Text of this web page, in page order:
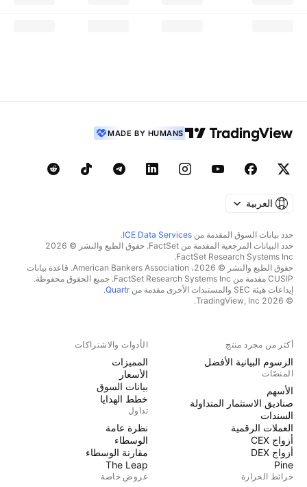
MADE BY HUMANS
العربية
حدد بيانات السوق المقدمة من ICE Data Services
.
حدد البيانات المرجعية المقدمة من FactSet. حقوق الطبع والنشر © 2026
FactSet Research Systems Inc.
حقوق الطبع والنشر © 2026، American Bankers Association. قاعدة بيانات
CUSIP مقدمة من FactSet Research Systems Inc. جميع الحقوق محفوظة.
إيداعات هيئة SEC والمستندات الأخرى مقدمة من
Quartr
.
© 2026 TradingView, Inc.
أكثر من مجرد منتج
الرسوم البيانية الأفضل
المنصّات
الأسهم
صناديق الاستثمار المتداولة
السندات
العملات الرقمية
أزواج CEX
أزواج DEX
Pine
خرائط الحرارة
الأدوات والاشتراكات
المميزات
الأسعار
بيانات السوق
خطط الهدايا
تداول
نظرة عامة
الوسطاء
مقارنة الوسطاء
The Leap
عروض خاصة